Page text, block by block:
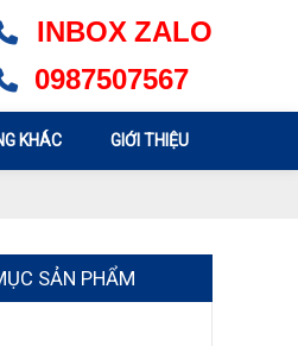
INBOX ZALO
0987507567
KHÁC GIỚI THIỆU
SẢN PHẨM